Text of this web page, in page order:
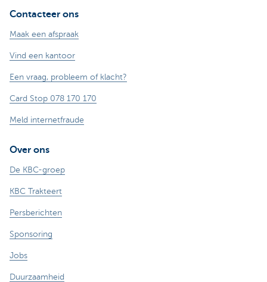
Contacteer ons
Maak een afspraak
Vind een kantoor
Een vraag, probleem of klacht?
Card Stop 078 170 170
Meld internetfraude
Over ons
De KBC-groep
KBC Trakteert
Persberichten
Sponsoring
Jobs
Duurzaamheid